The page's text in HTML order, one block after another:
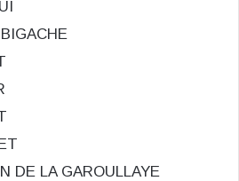
DE LA GAROULLAYE